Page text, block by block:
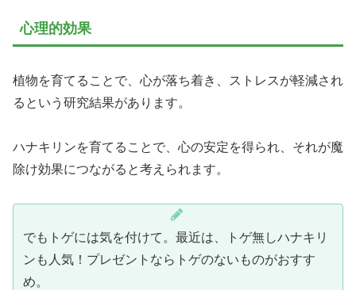
心理的効果
植物を育てることで、心が落ち着き、ストレスが軽減され
るという研究結果があります。
ハナキリンを育てることで、心の安定を得られ、それが魔
除け効果につながると考えられます。
でもトゲには気を付けて。最近は、トゲ無しハナキリ
ンも人気！プレゼントならトゲのないものがおすす
め。